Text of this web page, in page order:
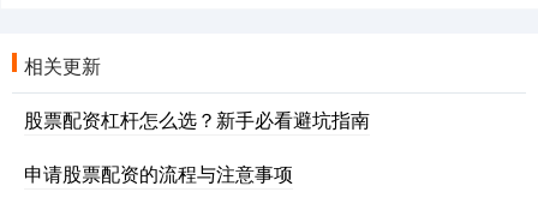
相关更新
股票配资杠杆怎么选？新手必看避坑指南
申请股票配资的流程与注意事项